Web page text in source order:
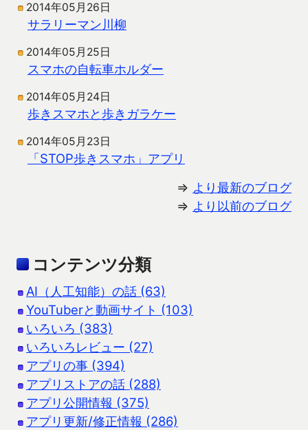
2014年05月26日
サラリーマン川柳
2014年05月25日
スマホの自転車ホルダー
2014年05月24日
歩きスマホと歩きガラケー
2014年05月23日
「STOP歩きスマホ」アプリ
⇒ より最新のブログ
⇒ より以前のブログ
コンテンツ分類
AI（人工知能）の話 (63)
YouTuberと動画サイト (103)
いろいろ (383)
いろいろレビュー (27)
アプリの事 (394)
アプリストアの話 (288)
アプリ公開情報 (375)
アプリ更新/修正情報 (286)